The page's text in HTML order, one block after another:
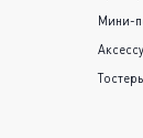
Мини-